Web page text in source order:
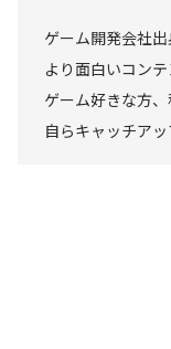
ゲーム開発会社出
より面白いコン
ゲーム好きな方
自らキャッチアッ